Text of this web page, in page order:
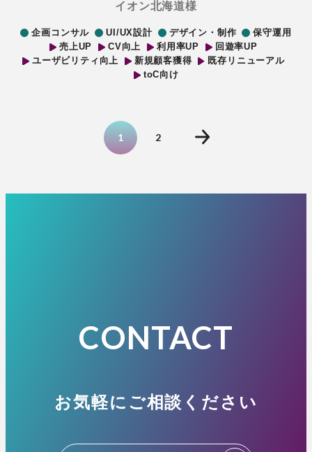
イオン北海道様
企画コンサル UI/UX設計 デザイン・制作
保守運用
売上UP
CV向上 利用率UP
回遊率UP
ユーザビリティ向上
新規顧客獲得
既存リニューアル
toC向け
1 2
CONTACT
お気軽にご相談ください